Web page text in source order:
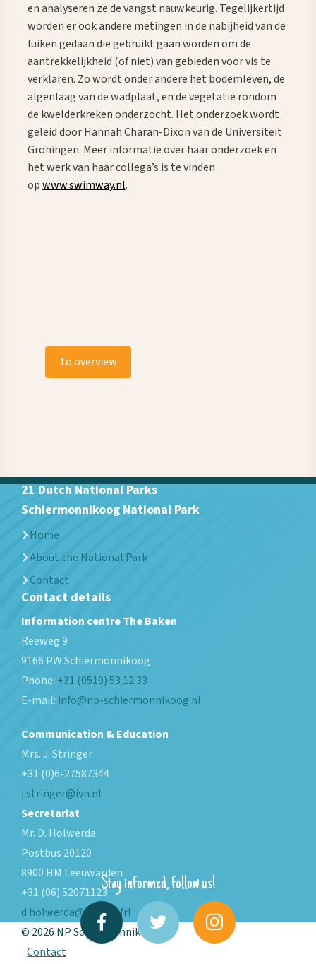
What are you looking for?
en analyseren ze de vangst nauwkeurig. Tegelijkertijd
worden er ook andere metingen in de nabijheid van de
fuiken gedaan die gebruikt gaan worden om de
aantrekkelijkheid (of niet) van gebieden voor vis te
verklaren. Zo wordt onder andere het bodemleven, de
algenlaag van de wadplaat, en de vegetatie rondom
de kwelderkreken onderzocht. Het onderzoek wordt
geleid door Hannah Charan-Dixon van de Universiteit
Groningen. Meer informatie over haar onderzoek en
het werk van haar collega’s is te vinden
opwww.swimway.nl.
To overview
Stay informed, follow us!
21 Dutch National Parks
Schiermonnikoog National Park
Home
About the National Park
Contact
Contact details
Information centre The Baken
Reeweg 9
9166 PWSchiermonnikoog
Phone: +31 (0519) 53 12 33
E-mail: info@np-schiermonnikoog.nl
Communication & Education
Mrs. J. Stringer
+31 (0)6-27587344
j.stringer@ivn.nl
Secretariat
Mr. D. Holwerda
Postbus 20120
8900 HM Leeuwarden
+31 (06) 52071123
d.holwerda@fryslan.frl
© 2026 NP Schiermonnikoog
Contact